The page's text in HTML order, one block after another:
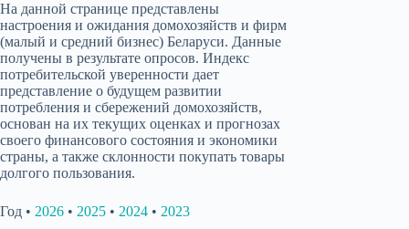
На данной странице представлены
настроения и ожидания домохозяйств и фирм
(малый и средний бизнес) Беларуси. Данные
получены в результате опросов. Индекс
потребительской уверенности дает
представление о будущем развитии
потребления и сбережений домохозяйств,
основан на их текущих оценках и прогнозах
своего финансового состояния и экономики
страны, а также склонности покупать товары
долгого пользования.
Год • 2026 • 2025 • 2024 • 2023